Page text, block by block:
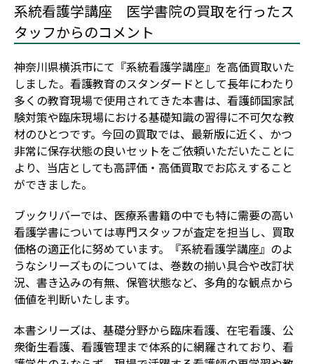
系統看護学講座 医学書院の買取を行ったス
タッフからのコメント
神奈川県横浜市にて『系統看護学講座』を高価買取いた
しました。看護教育のスタンダードとして長年にわたり
多くの教育現場で使用されてきた本書は、看護師国家試
験対策や臨床現場における基礎知識の習得に不可欠な教
材のひとつです。今回の買取では、最新版に近く、かつ
非常に保存状態の良いセットをご依頼いただいたことに
より、当店としても高評価・高価買取でお応えすること
ができました。
ブックリバーでは、医療系書籍の中でも特に需要の高い
看護学書については専門スタッフが査定を担当し、買取
価格の適正化に努めています。『系統看護学講座』のよ
うなシリーズものについては、巻数の揃い具合や改訂状
況、書き込みの有無、保管状態など、多角的な観点から
価値を判断いたします。
本書シリーズは、基礎分野から臨床看護、在宅看護、公
衆衛生看護、看護管理まで体系的に網羅されており、看